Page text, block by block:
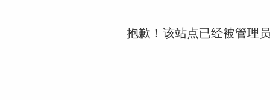
抱歉！该站点已经被管理